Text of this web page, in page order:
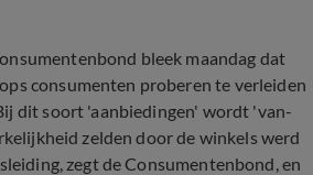
bleek maandag dat
consumenten proberen te verleiden
dit soort 'aanbiedingen' wordt 'van-
zelden door de winkels werd
zegt de Consumentenbond, en